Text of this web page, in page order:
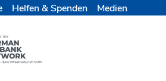
Helfen & Spenden Medien